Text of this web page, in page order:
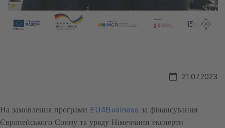
21.07.2023
На замовлення програми EU4Business за фінансування
Європейського Союзу та уряду Німеччини експерти